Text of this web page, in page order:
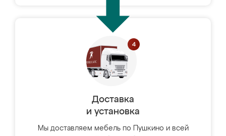
Доставка
и установка
Мы доставляем мебель по Пушкино и всей